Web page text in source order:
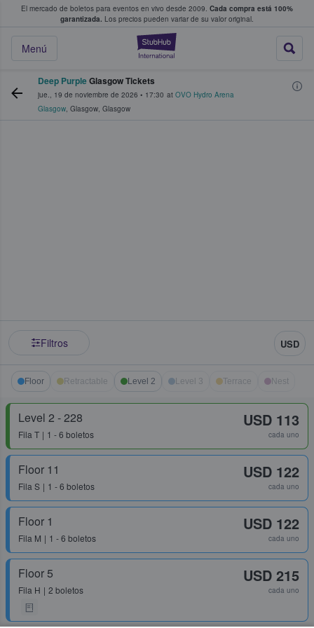
El mercado de boletos para eventos en vivo desde 2009. Cada compra está 100%
garantizada. Los precios pueden variar de su valor original.
StubHub: donde
Menú
fans compran y venden boletos
Deep PurpleGlasgow Tickets
jue., 19 de noviembre de 2026 • 17:30 at OVO Hydro Arena
Glasgow, Glasgow, Glasgow
Filtros USD
Floor Retractable Level 2 Level 3 Terrace Nest
Level 2 - 228
Fila T 1 - 6 boletos
USD 113
cada uno
Floor 11
Fila S 1 - 6 boletos
USD 122
cada uno
Floor 1
Fila M 1 - 6 boletos
USD 122
cada uno
Floor 5
Fila H 2 boletos
USD 215
cada uno